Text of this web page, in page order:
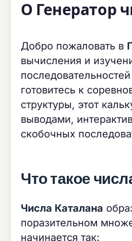
О Генератор
Добро пожаловать в
вычисления и
готовитесь к
структуры, этот
выводами,
скобочных
Что такое
Числа Каталана
поразительном
начинается так: